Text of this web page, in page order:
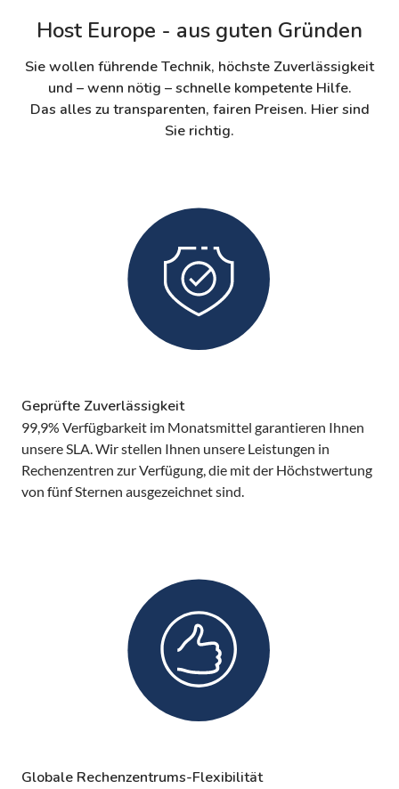
Host Europe - aus guten Gründen
Sie wollen führende Technik, höchste Zuverlässigkeit
und – wenn nötig – schnelle kompetente Hilfe.
Das alles zu transparenten, fairen Preisen. Hier sind
Sie richtig.
Geprüfte Zuverlässigkeit
99,9% Verfügbarkeit im Monatsmittel garantieren Ihnen
unsere SLA. Wir stellen Ihnen unsere Leistungen in
Rechenzentren zur Verfügung, die mit der Höchstwertung
von fünf Sternen ausgezeichnet sind.
Globale Rechenzentrums-Flexibilität